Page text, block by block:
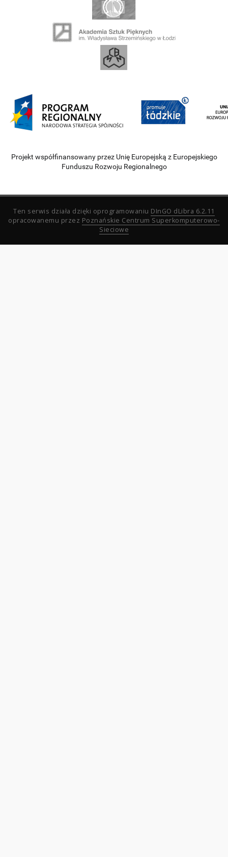
Projekt współfinansowany przez Unię Europejską z Europejskiego
Funduszu Rozwoju Regionalnego
Ten serwis działa dzięki oprogramowaniu DInGO dLibra 6.2.11
opracowanemu przez Poznańskie Centrum Superkomputerowo-
Sieciowe